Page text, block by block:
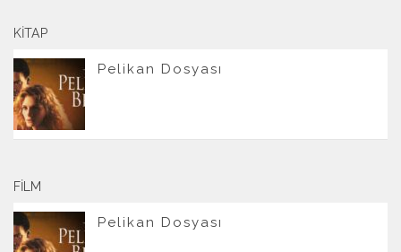
KITAP
Pelikan Dosyası
FILM
Pelikan Dosyası